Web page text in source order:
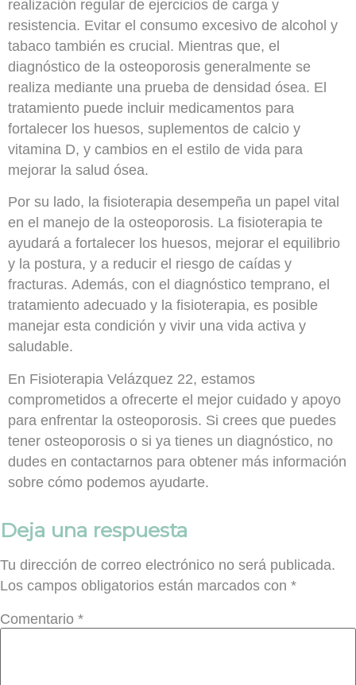
realización regular de ejercicios de carga y
resistencia. Evitar el consumo excesivo de alcohol y
tabaco también es crucial. Mientras que, el
diagnóstico de la osteoporosis generalmente se
realiza mediante una prueba de densidad ósea. El
tratamiento puede incluir medicamentos para
fortalecer los huesos, suplementos de calcio y
vitamina D, y cambios en el estilo de vida para
mejorar la salud ósea.
Por su lado, la fisioterapia desempeña un papel vital
en el manejo de la osteoporosis. La fisioterapia te
ayudará a fortalecer los huesos, mejorar el equilibrio
y la postura, y a reducir el riesgo de caídas y
fracturas. Además, con el diagnóstico temprano, el
tratamiento adecuado y la fisioterapia, es posible
manejar esta condición y vivir una vida activa y
saludable.
En Fisioterapia Velázquez 22, estamos
comprometidos a ofrecerte el mejor cuidado y apoyo
para enfrentar la osteoporosis. Si crees que puedes
tener osteoporosis o si ya tienes un diagnóstico, no
dudes en contactarnos para obtener más información
sobre cómo podemos ayudarte.
Deja una respuesta
Tu dirección de correo electrónico no será publicada.
Los campos obligatorios están marcados con *
Comentario *